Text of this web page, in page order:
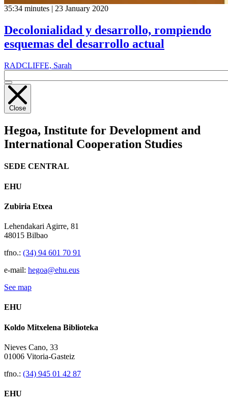
35:34 minutes | 23 January 2020
Decolonialidad y desarrollo, rompiendo
esquemas del desarrollo actual
RADCLIFFE, Sarah
Close
Hegoa, Institute for Development and
International Cooperation Studies
SEDE CENTRAL
EHU
Zubiria Etxea
Lehendakari Agirre, 81
48015 Bilbao
tfno.: (34) 94 601 70 91
e-mail: hegoa@ehu.eus
See map
EHU
Koldo Mitxelena Biblioteka
Nieves Cano, 33
01006 Vitoria-Gasteiz
tfno.: (34) 945 01 42 87
EHU